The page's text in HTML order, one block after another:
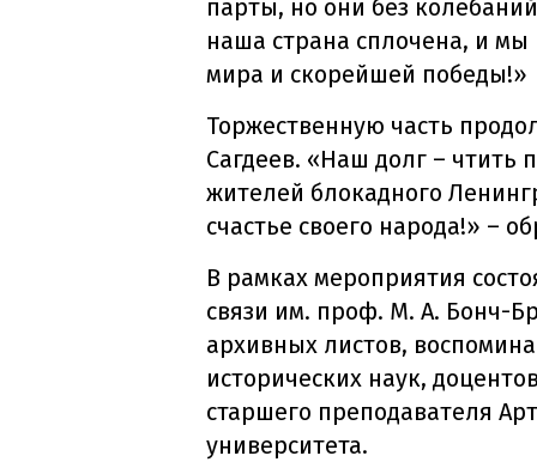
парты, но они без
наша страна сплочена, и
мира и скорейшей
Торжественную часть
Сагдеев. «Наш долг – чтить
жителей блокадного
счастье своего народа!» –
В рамках мероприятия
связи им. проф. М. А. Бонч-
архивных листов,
исторических наук,
старшего преподавателя
университета.